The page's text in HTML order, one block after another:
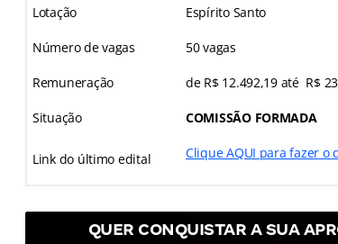
Lotação Espírito Santo
Número de vagas 50 vagas
Remuneração de R$ 12.492,19 até R$
Situação COMISSÃO FORMADA
Link do último edital Clique AQUI para fazer o
QUER CONQUISTAR A SUA